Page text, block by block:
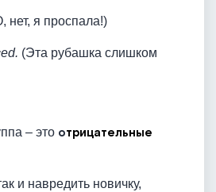
нет, я проспала!)
(Эта рубашка слишком
– это отрицательные
и навредить новичку,